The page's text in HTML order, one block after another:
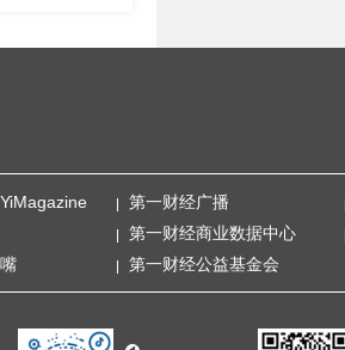
第一财经广播
第一财经商业数据中心
第一财经公益基金会